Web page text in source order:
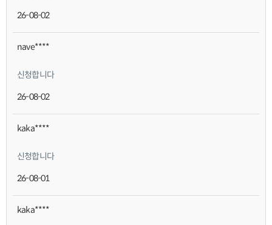
26-08-02
nave****
신청합니다
26-08-02
kaka****
신청합니다
26-08-01
kaka****